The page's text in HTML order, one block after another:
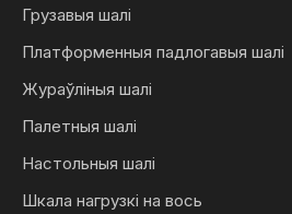
Грузавыя шалі
Платформенныя падлогавыя шалі
Жураўліныя шалі
Палетныя шалі
Настольныя шалі
Шкала нагрузкі на вось